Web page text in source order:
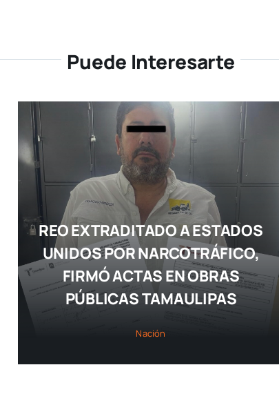
Puede Interesarte
REO EXTRADITADO A ESTADOS
UNIDOS POR NARCOTRÁFICO,
FIRMÓ ACTAS EN OBRAS
PÚBLICAS TAMAULIPAS
Nación